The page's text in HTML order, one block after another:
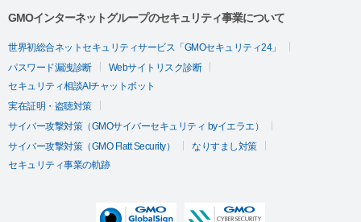
GMOインターネットグループのセキュリティ事業について
世界初総合ネットセキュリティサービス「GMOセキュリティ24」
パスワード漏洩診断
Webサイトリスク診断
セキュリティ相談AIチャットボット
実在証明・盗聴対策
サイバー攻撃対策（GMOサイバーセキュリティ byイエラエ）
サイバー攻撃対策（GMO Flatt Security）
なりすまし対策
セキュリティ事業の軌跡